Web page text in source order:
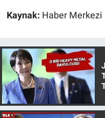
Kaynak: Haber Merkezi